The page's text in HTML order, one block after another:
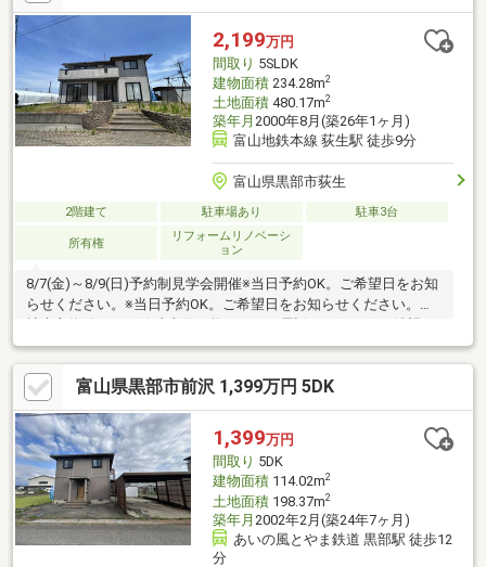
2,199万円
間取り 5SLDK
建物面積234.28m2
土地面積480.17m2
築年月 2000年8月(築26年1ヶ月)
富山地鉄本線 荻生駅 徒歩9分
富山県黒部市荻生
2階建て 駐車場あり 駐車3台
所有権
リフォームリノベーシ
ョン
8/7(金)～8/9(日)予約制見学会開催※当日予約OK。ご希望日をお知
らせください。※当日予約OK。ご希望日をお知らせください。自
をお知らせください。【リフォーム内容】駐車場拡張、屋根塗
装、外壁塗装or張替システムキッチン交換、ユニットバス交換、
トイレ交換クロス張替え、照明交換等【おすすめポイント】・本
物件は条件により住宅ローン減税が適用されます。・シロアリ防
除工事施工後5年間保証。・お客様に合わせたローンの組み方や金
融機関をご提案。住宅ローンが初めての方でもお気軽にご相談く
ださい。
富山県黒部市前沢 1,399万円 5DK
1,399万円
間取り 5DK
建物面積114.02m2
土地面積198.37m2
築年月 2002年2月(築24年7ヶ月)
あいの風とやま鉄道 黒部駅 徒歩12
分